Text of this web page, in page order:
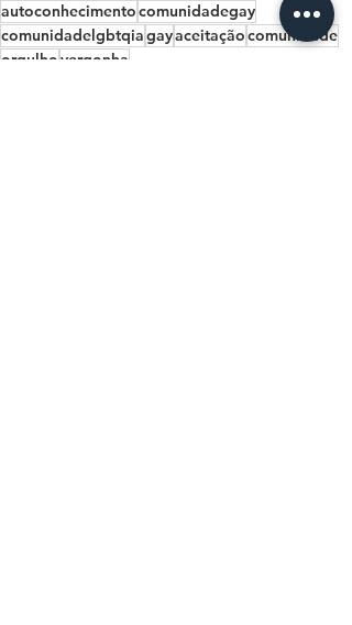
autoconhecimentocomunidadegay
comunidadelgbtqiagayaceitaçãocomunidade
orgulhovergonha